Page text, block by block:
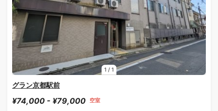
1 / 1
グラン京都駅前
¥74,000 - ¥79,000 空室